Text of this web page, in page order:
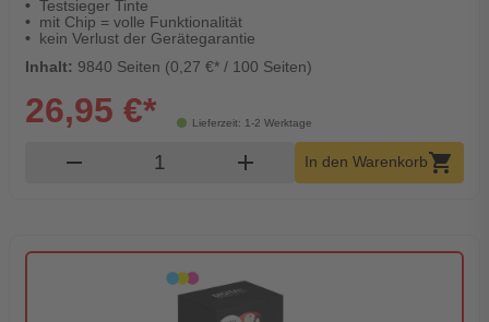
Testsieger Tinte
mit Chip = volle Funktionalität
kein Verlust der Gerätegarantie
Inhalt: 9840 Seiten (0,27 €* / 100 Seiten)
Lieferzeit: 1-2 Werktage
26,95 €*
remove Produkt Warenkorb Menge
add In den Warenkorbshopping_cart